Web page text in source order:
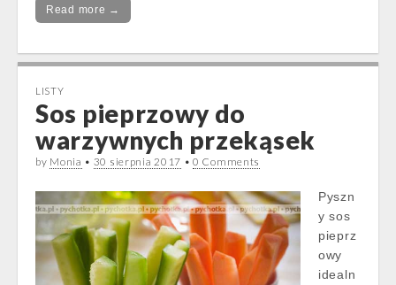
Read more →
LISTY
Sos pieprzowy do
warzywnych przekąsek
by Monia • 30 sierpnia 2017 •0 Comments
Pyszn
y sos
pieprz
owy
idealn